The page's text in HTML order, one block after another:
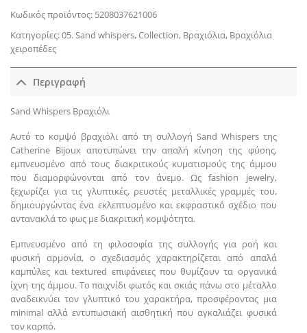
Κωδικός προϊόντος: 5208037621006
Κατηγορίες:05. Sand whispers,Collection, Βραχιόλια, Βραχιόλια
χειροπέδες
Περιγραφή
Sand Whispers Βραχιόλι
Αυτό το κομψό βραχιόλι από τη συλλογή Sand Whispers της
Catherine Bijoux αποτυπώνει την απαλή κίνηση της φύσης,
εμπνευσμένο από τους διακριτικούς κυματισμούς της άμμου
που διαμορφώνονται από τον άνεμο. Ως fashion jewelry,
ξεχωρίζει για τις γλυπτικές, ρευστές μεταλλικές γραμμές του,
δημιουργώντας ένα εκλεπτυσμένο και εκφραστικό σχέδιο που
αντανακλά το φως με διακριτική κομψότητα.
Εμπνευσμένο από τη φιλοσοφία της συλλογής για ροή και
φυσική αρμονία, ο σχεδιασμός χαρακτηρίζεται από απαλά
καμπύλες και textured επιφάνειες που θυμίζουν τα οργανικά
ίχνη της άμμου. Το παιχνίδι φωτός και σκιάς πάνω στο μέταλλο
αναδεικνύει τον γλυπτικό του χαρακτήρα, προσφέροντας μια
minimal αλλά εντυπωσιακή αισθητική που αγκαλιάζει φυσικά
τον καρπό.